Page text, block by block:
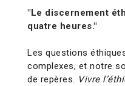
"Le discernement
quatre heures."
Les questions
complexes, et notre
de repères. Vivre